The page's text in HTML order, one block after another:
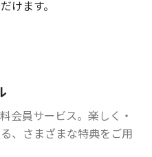
けます。
会員サービス。楽しく・
、さまざまな特典をご用